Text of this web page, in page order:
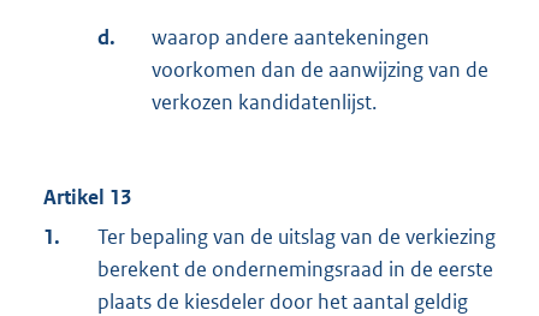
d.
waarop andere aantekeningen
voorkomen dan de aanwijzing van de
verkozen kandidatenlijst.
Artikel 13
1.
Ter bepaling van de uitslag van de verkiezing
berekent de ondernemingsraad in de eerste
plaats de kiesdeler door het aantal geldig